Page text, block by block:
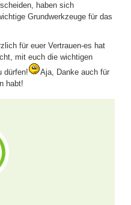
haben sich
Grundwerkzeuge für das
für euer Vertrauen-es hat
mit euch die wichtigen
dürfen!
Aja, Danke auch für
habt!